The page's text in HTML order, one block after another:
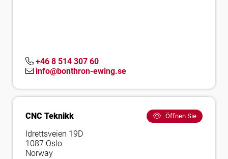
+46 8 514 307 60
info@bonthron-ewing.se
CNC Teknikk Öffnen Sie
Idrettsveien 19D
1087 Oslo
Norway